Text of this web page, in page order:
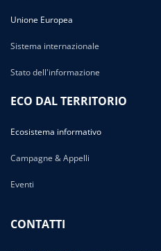
Unione Europea
Sistema internazionale
Stato dell'informazione
ECO DAL TERRITORIO
Ecosistema informativo
Campagne & Appelli
Eventi
CONTATTI